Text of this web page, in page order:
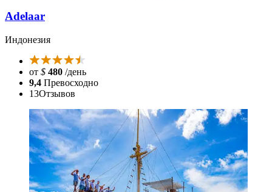
Adelaar
Индонезия
от $ 480 /день
9,4 Превосходно
13Отзывов